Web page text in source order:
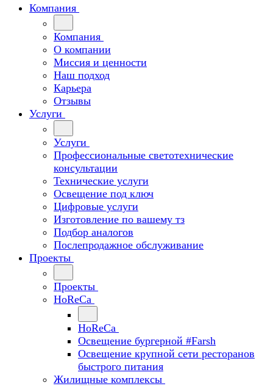
Компания
Компания
О компании
Миссия и ценности
Наш подход
Карьера
Отзывы
Услуги
Услуги
Профессиональные светотехнические
консультации
Технические услуги
Освещение под ключ
Цифровые услуги
Изготовление по вашему тз
Подбор аналогов
Послепродажное обслуживание
Проекты
Проекты
HoReCa
HoReCa
Освещение бургерной #Farsh
Освещение крупной сети ресторанов
быстрого питания
Жилищные комплексы